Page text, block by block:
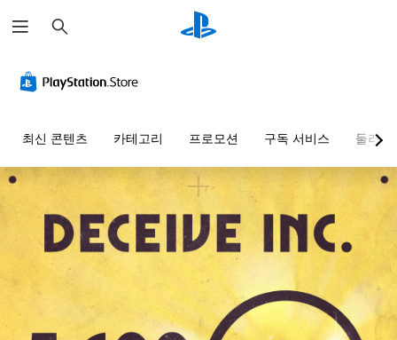
색
최신 콘텐츠 카테고리 프로모션 구독 서비스 둘러보